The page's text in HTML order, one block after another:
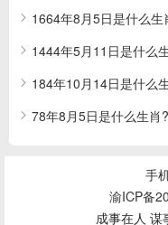
1664年8月5日是什么生
1444年5月11日是什么
184年10月14日是什么
78年8月5日是什么生肖
手
渝ICP备
成事在人 谋